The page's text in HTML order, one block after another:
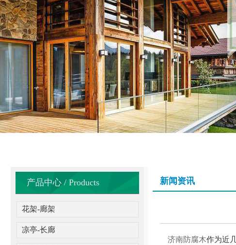
产品中心 / Products
花架-廊架
凉亭-长廊
新闻资讯
济南防腐木作为近